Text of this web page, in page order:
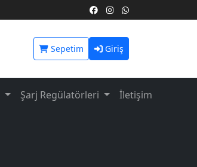
Sepetim Giriş
Şarj Regülatörleri İletişim